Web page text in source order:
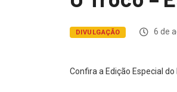
DIVULGAÇÃO 6 de
Confira a Edição Especial